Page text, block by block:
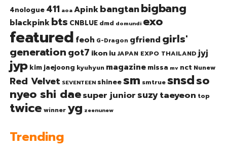
4nologue 411 aoa Apinkbangtanbigbang
blackpinkbts CNBLUE dmd domundi exo
featured feoh G-Dragon gfriend girls'
generationgot7 ikoniu JAPAN EXPO THAILAND jyj
jyp kim jaejoong kyuhyun magazine missa mv nct Nunew
Red Velvet SEVENTEEN shinee sm smtrue snsdso
nyeo shi daesuper junior suzytaeyeon top
twice winner yg zeenunew
Trending